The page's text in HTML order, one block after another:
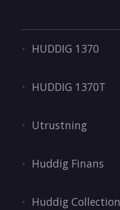
HUDDIG 1370
HUDDIG 1370T
Utrustning
Huddig Finans
Huddig Collection